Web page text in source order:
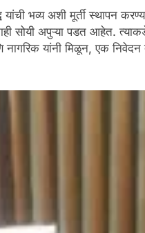
यांची भव्य अशी मूर्ती स्थापन
सोयी अपुऱ्या पडत आहेत.
नागरिक यांनी मिळून, एक